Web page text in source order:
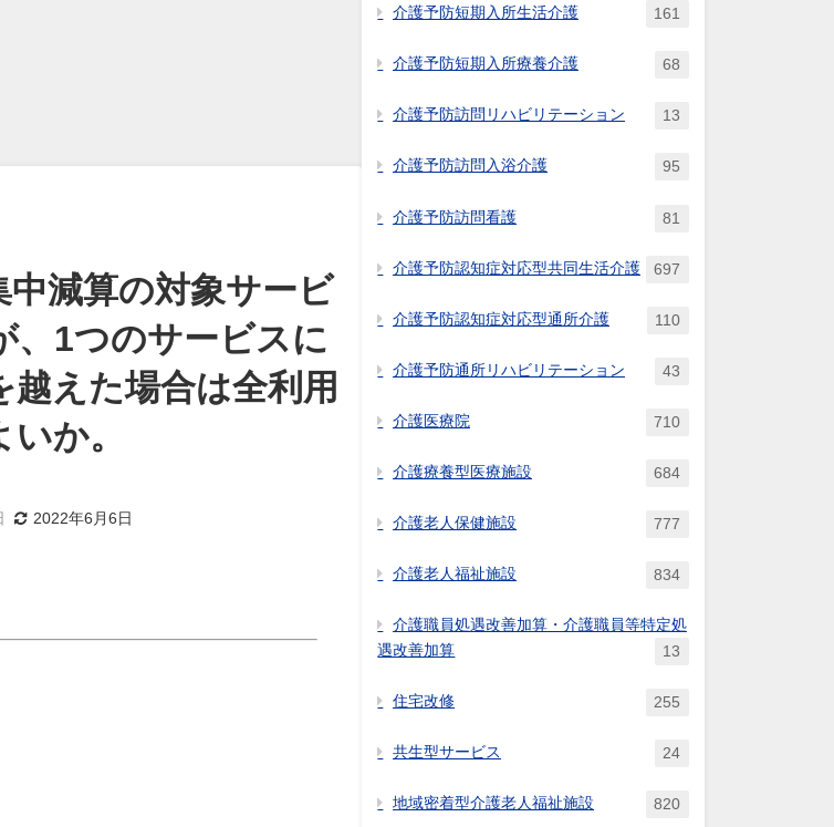
減算の対象サービ
、1つのサービスに
えた場合は全利用
か。
2022年6月6日
介護予防短期入所生活介護 161
介護予防短期入所療養介護 68
介護予防訪問リハビリテーション 13
介護予防訪問入浴介護 95
介護予防訪問看護 81
介護予防認知症対応型共同生活介護 697
介護予防認知症対応型通所介護 110
介護予防通所リハビリテーション 43
介護医療院 710
介護療養型医療施設 684
介護老人保健施設 777
介護老人福祉施設 834
介護職員処遇改善加算・介護職員等特定処
遇改善加算
13
住宅改修 255
共生型サービス 24
地域密着型介護老人福祉施設 820